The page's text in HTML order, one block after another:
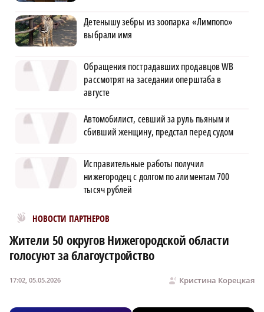
Детенышу зебры из зоопарка «Лимпопо»
выбрали имя
Обращения пострадавших продавцов WB
рассмотрят на заседании оперштаба в
августе
Автомобилист, севший за руль пьяным и
сбивший женщину, предстал перед судом
Исправительные работы получил
нижегородец с долгом по алиментам 700
тысяч рублей
НОВОСТИ ПАРТНЕРОВ
Новости МирТесен
Жители 50 округов Нижегородской области
голосуют за благоустройство
Кристина Корецкая
17:02, 05.05.2026